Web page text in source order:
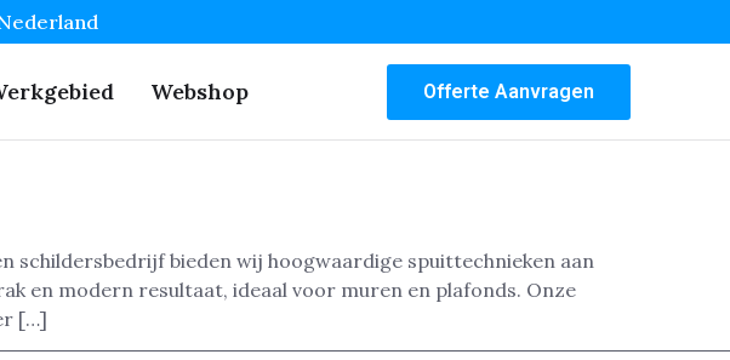
Webshop Offerte Aanvragen
schildersbedrijf bieden wij hoogwaardige spuittechnieken aan
en modern resultaat, ideaal voor muren en plafonds. Onze
[…]